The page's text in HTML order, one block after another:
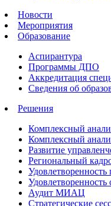
Новости
Мероприятия
Образование
Аспирантура
Программы ДПО
Аккредитация
Сведения об
Решения
Комплексный
Комплексный
Развитие
Региональный
Удовлетворенность
Удовлетворенность
Аудит МИАЦ
Стратегические